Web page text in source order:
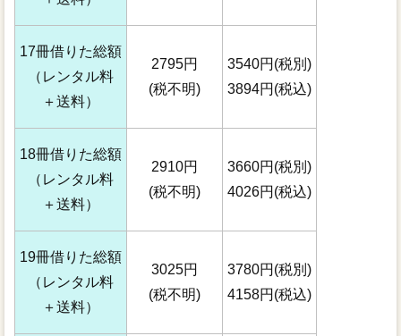
17冊借りた総額
（レンタル料
＋送料）
2795円
(税不明)
3540円(税別)
3894円(税込)
18冊借りた総額
（レンタル料
＋送料）
2910円
(税不明)
3660円(税別)
4026円(税込)
19冊借りた総額
（レンタル料
＋送料）
3025円
(税不明)
3780円(税別)
4158円(税込)